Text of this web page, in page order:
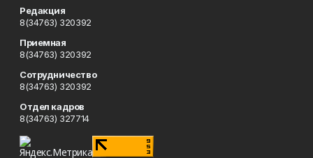
Редакция
8(34763) 320392
Приемная
8(34763) 320392
Сотрудничество
8(34763) 320392
Отдел кадров
8(34763) 327714